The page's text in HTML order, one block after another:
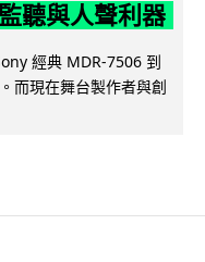
聽與人聲利器
經典 MDR-7506 到
而現在舞台製作者與創